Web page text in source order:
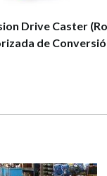
Drive Caster
de